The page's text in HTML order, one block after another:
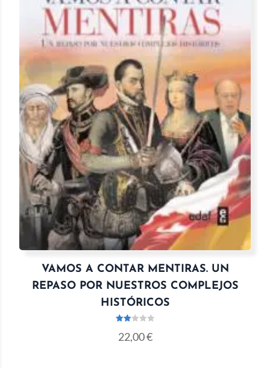
VAMOS A CONTAR MENTIRAS. UN
REPASO POR NUESTROS COMPLEJOS
HISTÓRICOS
rado
22,00€